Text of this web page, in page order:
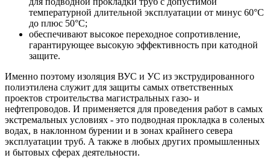
температурной длительной эксплуатации от минус 60°С
до плюс 50°С;
обеспечивают высокое переходное сопротивление,
гарантирующее высокую эффективность при катодной
защите.
Именно поэтому изоляция ВУС и УС из экструдированного
полиэтилена служит для защиты самых ответственных
проектов строительства магистральных газо- и
нефтепроводов. И применяется для проведения работ в самых
экстремальных условиях - это подводная прокладка в соленых
водах, в наклонном бурении и в зонах крайнего севера
эксплуатации труб. А также в любых других промышленных
и бытовых сферах деятельности.